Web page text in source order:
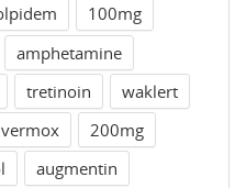
100mg
amphetamine
tretinoin
waklert
vermox
200mg
augmentin